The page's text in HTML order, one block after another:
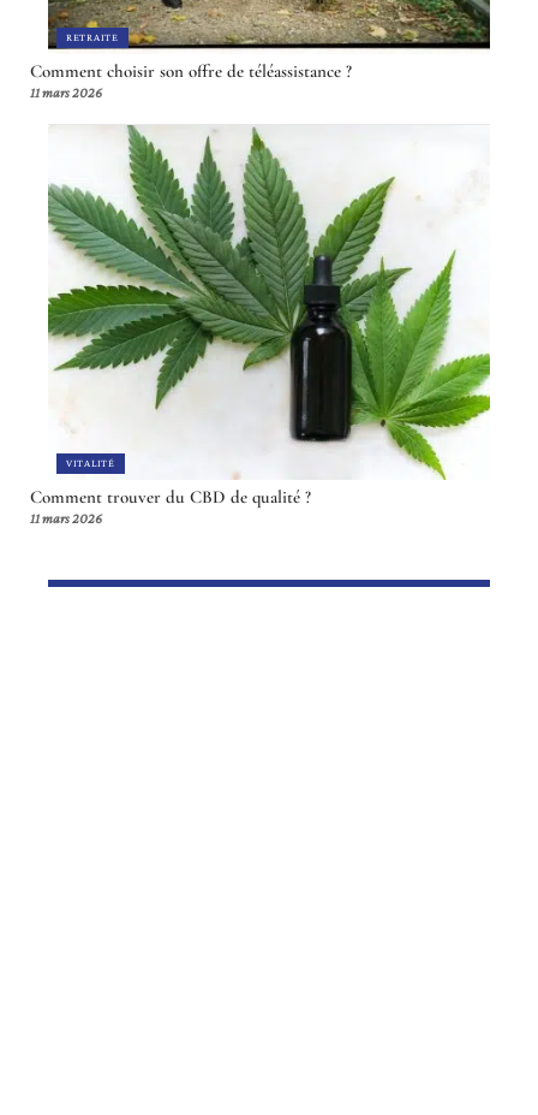
RETRAITE
Comment choisir son offre de téléassistance ?
11 mars 2026
VITALITÉ
Comment trouver du CBD de qualité ?
11 mars 2026